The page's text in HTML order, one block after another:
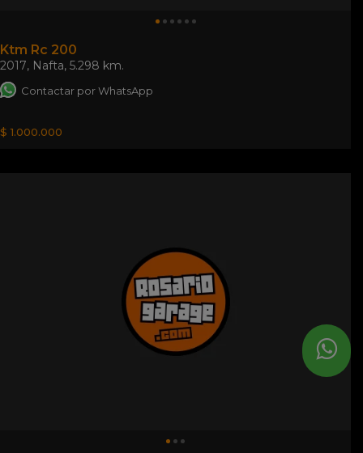
Ktm Rc 200
2017, Nafta, 5.298 km.
Contactar por WhatsApp
$ 1.000.000